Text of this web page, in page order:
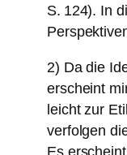
S. 124). In
2) Da die
erscheint
leicht zur
verfolgen